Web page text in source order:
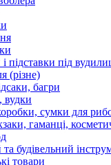
підставки під
(різне)
багри
вудки
сумки для
гаманці,
будівельний
товари